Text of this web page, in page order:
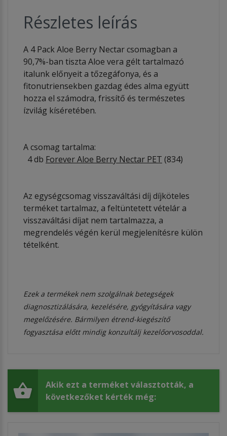
Részletes leírás
A 4 Pack Aloe Berry Nectar csomagban a
90,7%-ban tiszta Aloe vera gélt tartalmazó
italunk előnyeit a tőzegáfonya, és a
fitonutriensekben gazdag édes alma együtt
hozza el számodra, frissítő és természetes
ízvilág kíséretében.
A csomag tartalma:
4 db Forever Aloe Berry Nectar PET (834)
Az egységcsomag visszaváltási díj díjköteles
terméket tartalmaz, a feltüntetett vételár a
visszaváltási díjat nem tartalmazza, a
megrendelés végén kerül megjelenítésre külön
tételként.
Ezek a termékek nem szolgálnak betegségek
diagnosztizálására, kezelésére, gyógyítására vagy
megelőzésére. Bármilyen étrend-kiegészítő
fogyasztása előtt mindig konzultálj kezelőorvosoddal.
Akik ezt a terméket választották, a
következőket kérték még: